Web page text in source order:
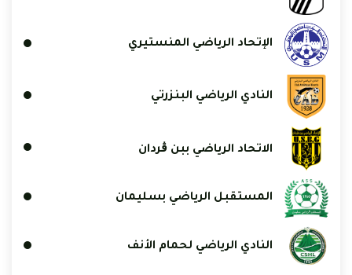
الإتحاد الرياضي المنستيري
النادي الرياضي البنزرتي
الاتحاد الرياضي ببن ڨردان
المستقبل الرياضي بسليمان
النادي الرياضي لحمام الأنف